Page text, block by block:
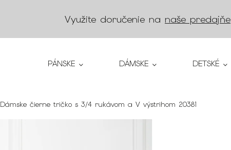
Využite doručenie na naše predajňe
PÁNSKE DÁMSKE DETSKÉ
Dámske čierne tričko s 3/4 rukávom a V výstrihom 20381